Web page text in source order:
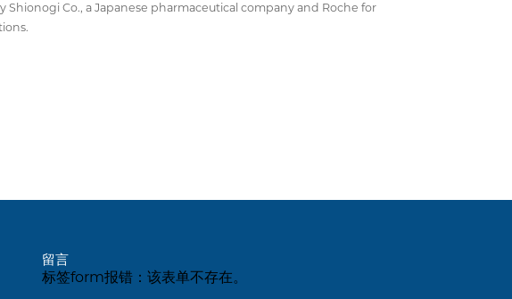
Co., a Japanese pharmaceutical company and Roche for
留言
标签form报错：该表单不存在。